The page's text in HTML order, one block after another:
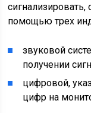
сигнализировать,
помощью трех
звуковой
получении
цифровой,
цифр на